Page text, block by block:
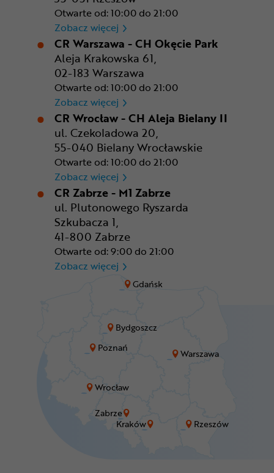
Bydgoszcz
Gdańsk
Kraków
Poznań
Rzeszów
Warszawa
Wrocław
Zabrze
Otwarte od: 10:00 do 21:00
Zobacz więcej CR Rzeszów
CR Warszawa - CH Okęcie Park
Aleja Krakowska 61,
02-183 Warszawa
Otwarte od: 10:00 do 21:00
Zobacz więcej CR Warszawa - CH Okęcie
CR Wrocław - CH Aleja Bielany II
ul. Czekoladowa 20,
55-040 Bielany Wrocławskie
Otwarte od: 10:00 do 21:00
Zobacz więcej CR Wrocław - CH Aleja
CR Zabrze - M1 Zabrze
ul. Plutonowego Ryszarda
Szkubacza 1,
41-800 Zabrze
Otwarte od: 9:00 do 21:00
Zobacz więcej CR Zabrze - M1 Zabrze